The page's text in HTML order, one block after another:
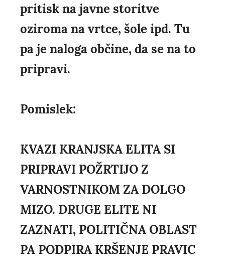
pritisk na javne storitve
oziroma na vrtce, šole ipd. Tu
pa je naloga občine, da se na to
pripravi.
Pomislek:
KVAZI KRANJSKA ELITA SI
PRIPRAVI POŽRTIJO Z
VARNOSTNIKOM ZA DOLGO
MIZO. DRUGE ELITE NI
ZAZNATI, POLITIČNA OBLAST
PA PODPIRA KRŠENJE PRAVIC